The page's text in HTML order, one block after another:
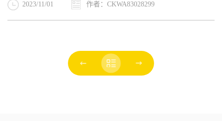
2023/11/01 作者：CKWA83028299